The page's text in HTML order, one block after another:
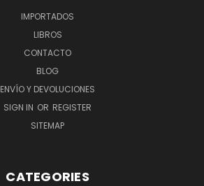
IMPORTADOS
LIBROS
CONTACTO
BLOG
ENVÍO Y DEVOLUCIONES
SIGN IN OR REGISTER
SITEMAP
CATEGORIES